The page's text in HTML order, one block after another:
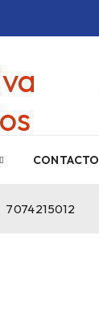
CONTACTO
7074215012